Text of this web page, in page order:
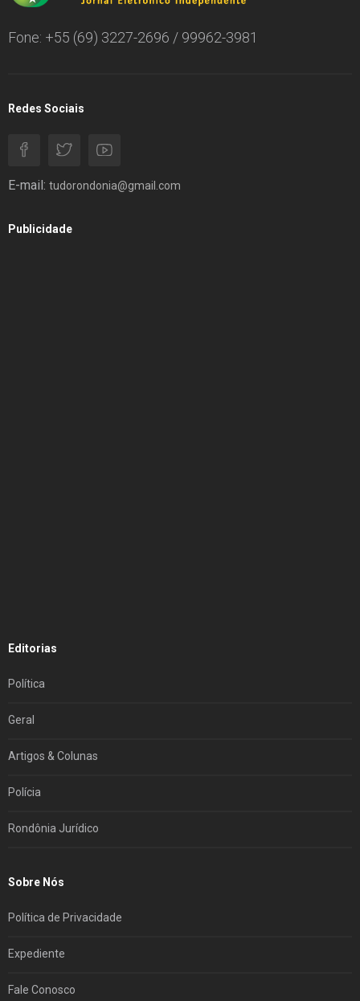
Fone: +55 (69) 3227-2696 / 99962-3981
Redes Sociais
E-mail: tudorondonia@gmail.com
Publicidade
Editorias
Política
Geral
Artigos & Colunas
Polícia
Rondônia Jurídico
Sobre Nós
Política de Privacidade
Expediente
Fale Conosco